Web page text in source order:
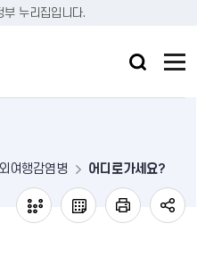
누리집입니다.
가기
여행감염병 어디로가세요?